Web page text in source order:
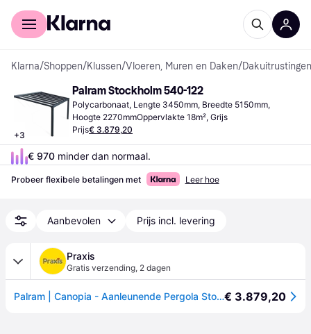
Voor shoppers
Klarna/Shoppen/Klussen/Vloeren, Muren en Daken/Dakuitrustingen
+3
Palram Stockholm 540-122
Polycarbonaat, Lengte 3450mm, Breedte 5150mm,
Hoogte 2270mmOppervlakte 18m², Grijs
Prijs€ 3.879,20
€ 970 minder dan normaal.
Probeer flexibele betalingen met Leer hoe
Aanbevolen Prijs incl. levering
Praxis
Gratis verzending, 2 dagen
Palram | Canopia - Aanleunende Pergola Stockholm - Grijs - 340x515cm€ 3.879,20